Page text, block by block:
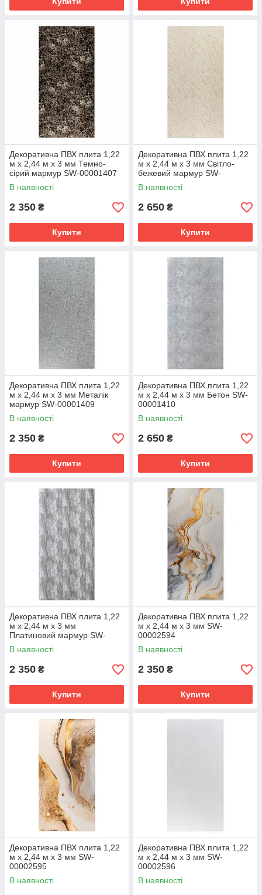
Декоративна ПВХ плита 1,22
м х 2,44 м х 3 мм Темно-
сірий мармур SW-00001407
В наявності
2 350 ₴
Купити
Декоративна ПВХ плита 1,22
м х 2,44 м х 3 мм Світло-
бежевий мармур SW-
00001408
В наявності
2 650 ₴
Купити
Декоративна ПВХ плита 1,22
м х 2,44 м х 3 мм Металік
мармур SW-00001409
В наявності
2 350 ₴
Купити
Декоративна ПВХ плита 1,22
м х 2,44 м х 3 мм Бетон SW-
00001410
В наявності
2 650 ₴
Купити
Декоративна ПВХ плита 1,22
м х 2,44 м х 3 мм
Платиновий мармур SW-
00001411
В наявності
2 350 ₴
Купити
Декоративна ПВХ плита 1,22
м х 2,44 м х 3 мм SW-
00002594
В наявності
2 350 ₴
Купити
Декоративна ПВХ плита 1,22
м х 2,44 м х 3 мм SW-
00002595
В наявності
Декоративна ПВХ плита 1,22
м х 2,44 м х 3 мм SW-
00002596
В наявності